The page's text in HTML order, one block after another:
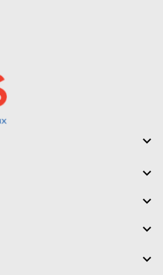




